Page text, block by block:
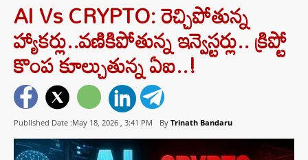
AI Vs CRYPTO: రెచ్చిపోతున్న
హ్యాకర్లు..వణికిపోతున్న ఇన్వెస్టర్లు.. క్రిప్టో
కొంప కూల్చుతున్న ఏఐ..!
Published Date :May 18, 2026 , 3:41 PM By Trinath Bandaru